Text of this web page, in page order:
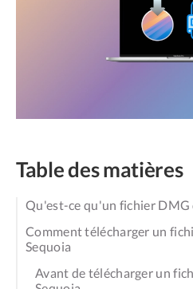
Table des matières
Qu'est-ce qu'un fichier DMG
Comment télécharger un
Sequoia
Avant de télécharger un